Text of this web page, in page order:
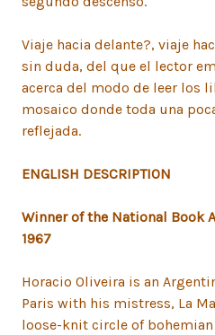
Viaje hacia delante?, viaje
sin duda, del que el lector
acerca del modo de leer los
mosaico donde toda una
reflejada.
ENGLISH DESCRIPTION
Winner of the National Book
1967
Horacio Oliveira is an
Paris with his mistress, La
loose-knit circle of